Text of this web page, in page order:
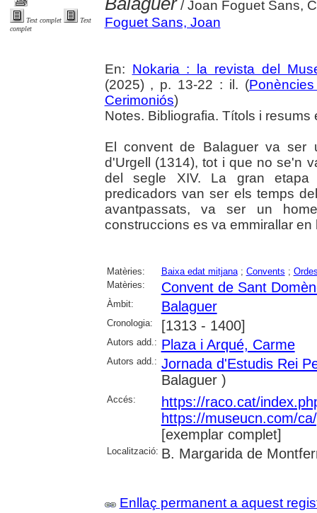
Text complet
Text
complet
/ Joan Foguet Sans,
Foguet Sans, Joan
En: Nokaria : la revista del
(2025) , p. 13-22 : il. (
Cerimoniós)
Notes. Bibliografia. Títols i resums
El convent de Balaguer va ser
d'Urgell (1314), tot i que no se'n
del segle XIV. La gran
predicadors van ser els temps
avantpassats, va ser un
construccions es va emmirallar
Matèries: Baixa edat mitjana; Convents ;
Matèries:
Convent de Sant
Àmbit: Balaguer
Cronologia: [1313 - 1400]
Autors add.: Plaza i Arqué, Carme
Autors add.: Jornada d'Estudis Rei
Balaguer )
Accés:
https://raco.cat/
https://museucn.com/
[exemplar complet]
Localització: B. Margarida de
Enllaç permanent a aquest